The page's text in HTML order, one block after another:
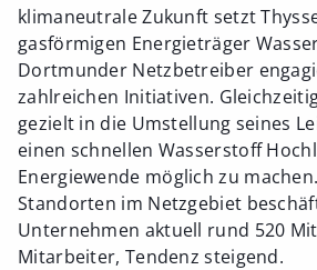
klimaneutrale Zukunft setzt
gasförmigen Energieträger
Dortmunder Netzbetreiber
zahlreichen Initiativen.
gezielt in die Umstellung seines
einen schnellen Wasserstoff
Energiewende möglich zu
Standorten im Netzgebiet
Unternehmen aktuell rund 520
Mitarbeiter, Tendenz steigend.